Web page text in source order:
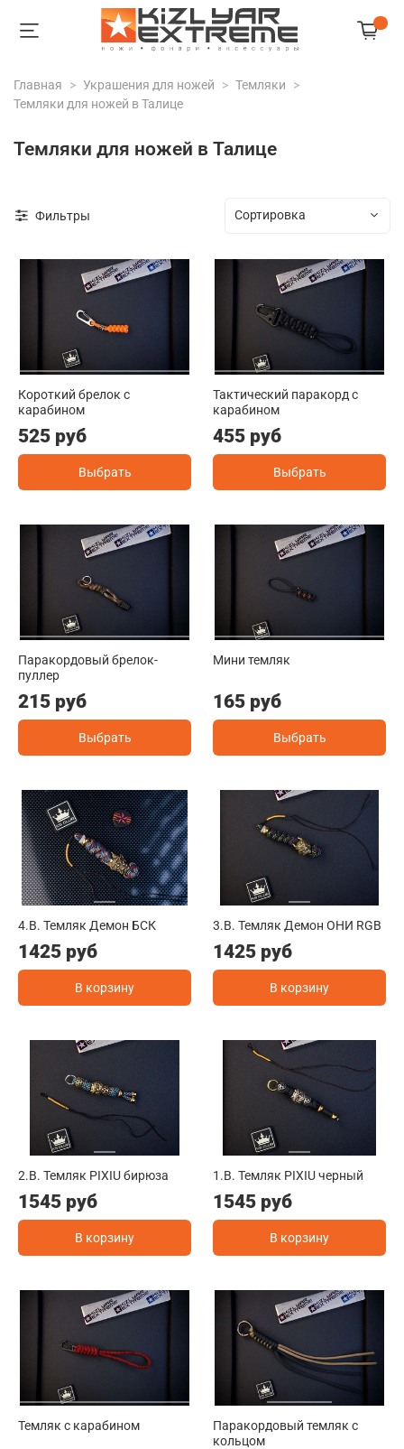
Главная Украшения для ножей
Темляки
Темляки для ножей в Талице
Темляки для ножей в Талице
Фильтры
Короткий брелок с
карабином
525 руб
Выбрать
Тактический паракорд с
карабином
455 руб
Выбрать
Паракордовый брелок-
пуллер
215 руб
Выбрать
Мини темляк
165 руб
Выбрать
4.B. Темляк Демон БСК
1425 руб
В корзину
3.B. Темляк Демон ОНИ RGB
1425 руб
В корзину
2.B. Темляк PIXIU бирюза
1545 руб
В корзину
1.B. Темляк PIXIU черный
1545 руб
В корзину
Темляк с карабином
Паракордовый темляк с
кольцом